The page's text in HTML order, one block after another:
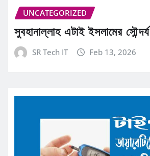
UNCATEGORIZED
সুবহানাল্লাহ এটাই ইসলামের সৌন্দর্য
SR Tech IT Feb 13, 2026